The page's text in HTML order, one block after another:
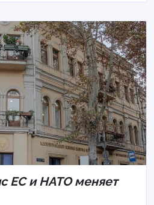
ЕС и НАТО меняет